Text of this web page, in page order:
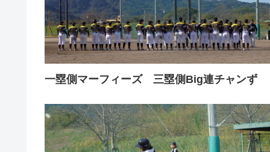
一塁側マーフィーズ 三塁側Big連チャンず